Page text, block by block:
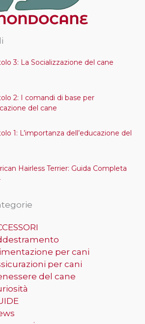
3: La Socializzazione del cane
2: I comandi di base per
del cane
1: L’importanza dell’educazione del
Hairless Terrier: Guida Completa
per cani
per cani
del cane